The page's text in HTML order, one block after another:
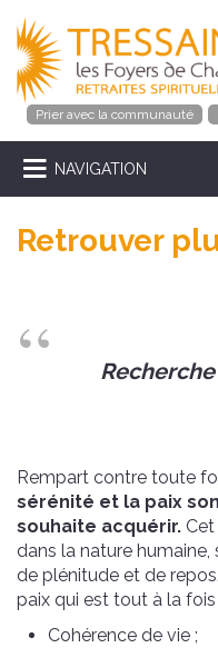
Prier avec la communauté
NAVIGATION
Retrouver
Rempart contre toute
sérénité et la paix
souhaite acquérir.
dans la nature
de plénitude et de
paix qui est tout à la fois
Cohérence de vie ;